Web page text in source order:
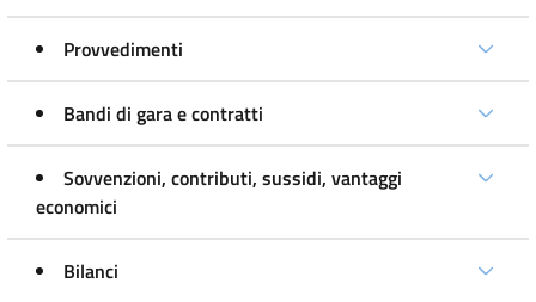
Provvedimenti
Bandi di gara e contratti
Sovvenzioni, contributi, sussidi, vantaggi
economici
Bilanci